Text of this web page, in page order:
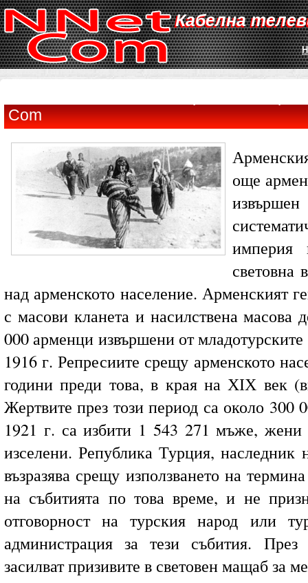
Кабелна
Com
още
империя
световна
над арменското население. Арменският
с масови кланета и насилствена масова
000 арменци извършени от
1916 г. Репресиите срещу арменското
години преди това, в края на ХІХ век
Жертвите през този период са около
1921 г. са избити 1 543 271 мъже,
изселени. Република Турция, наследник
възразява срещу използването на
на събитията по това време, и не
отговорност на турския народ или
администрация за тези събития.
засилват призивите в световен мащаб за